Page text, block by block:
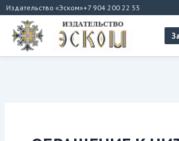
Перейти
содержимому
Издательство «Эском»+7 904 200 22 55